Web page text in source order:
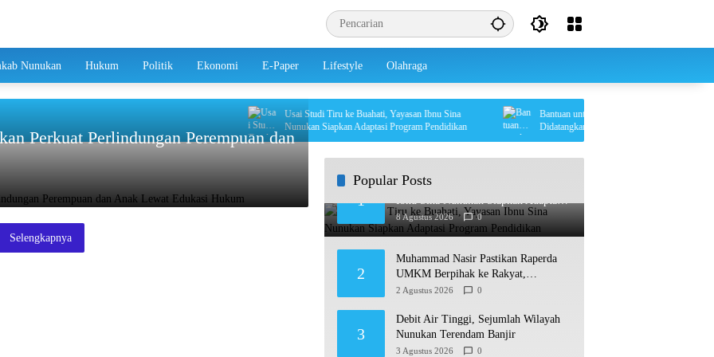
Nunukan Hukum Politik Ekonomi E-Paper Lifestyle Olahraga
Usai Studi Tiru ke Buahati, Yayasan Ibnu Sina
Nunukan Siapkan Adaptasi Program Pendidikan
Bantuan untuk 460 KK Terdampak di Krayan
Didatangkan Lewat Udara
Perkuat Perlindungan Perempuan dan
Selengkapnya
Popular Posts
1
Usai Studi Tiru ke Buahati, Yayasan
Ibnu Sina Nunukan Siapkan Adaptasi
Program Pendidikan
8 Agustus 2026 0
2
Muhammad Nasir Pastikan Raperda
UMKM Berpihak ke Rakyat,
Permudah Usaha hingga Perluas Pasar
2 Agustus 2026 0
3
Debit Air Tinggi, Sejumlah Wilayah
Nunukan Terendam Banjir
3 Agustus 2026 0